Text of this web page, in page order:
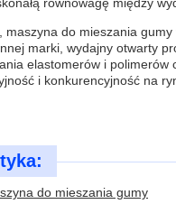
równowagę między
maszyna do mieszania
marki, wydajny otwarty
elastomerów i
i konkurencyjność na
do mieszania gumy